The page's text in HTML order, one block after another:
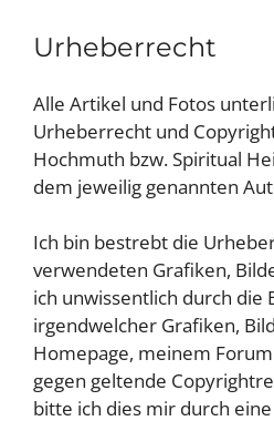
Urheberrecht
Alle Artikel und Fotos
Urheberrecht und
Hochmuth bzw. Spiritual
dem jeweilig genannten
Ich bin bestrebt die
verwendeten Grafiken,
ich unwissentlich durch die
irgendwelcher Grafiken,
Homepage, meinem
gegen geltende
bitte ich dies mir durch